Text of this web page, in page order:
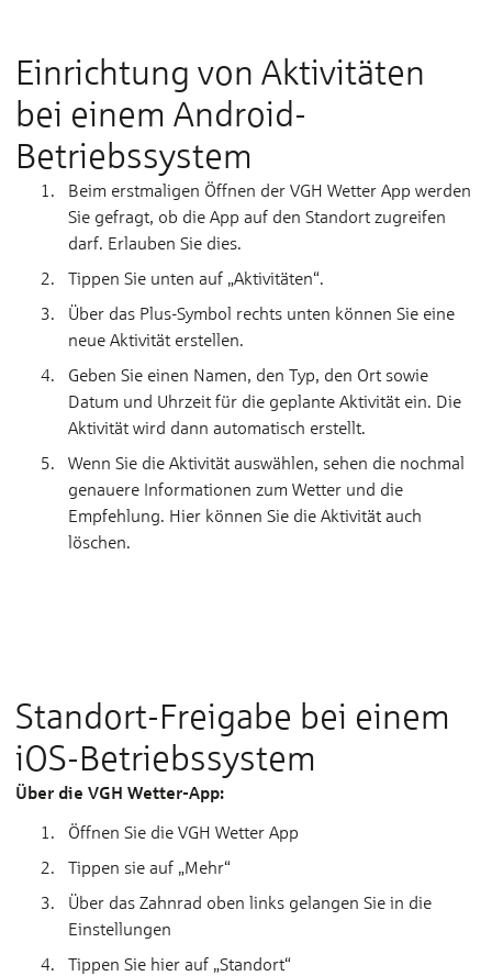
Einrichtung von Aktivitäten
bei einem Android-
Betriebssystem
Beim erstmaligen Öffnen der VGH Wetter App werden
Sie gefragt, ob die App auf den Standort zugreifen
darf. Erlauben Sie dies.
Tippen Sie unten auf „Aktivitäten“.
Über das Plus-Symbol rechts unten können Sie eine
neue Aktivität erstellen.
Geben Sie einen Namen, den Typ, den Ort sowie
Datum und Uhrzeit für die geplante Aktivität ein. Die
Aktivität wird dann automatisch erstellt.
Wenn Sie die Aktivität auswählen, sehen die nochmal
genauere Informationen zum Wetter und die
Empfehlung. Hier können Sie die Aktivität auch
löschen.
Standort-Freigabe bei einem
iOS-Betriebssystem
Über die VGH Wetter-App:
Öffnen Sie die VGH Wetter App
Tippen sie auf „Mehr“
Über das Zahnrad oben links gelangen Sie in die
Einstellungen
Tippen Sie hier auf „Standort“